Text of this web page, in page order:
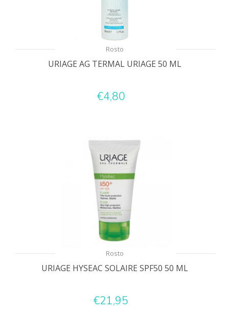
Rosto
URIAGE AG TERMAL URIAGE 50 ML
€4,80
Rosto
URIAGE HYSEAC SOLAIRE SPF50 50 ML
€21,95